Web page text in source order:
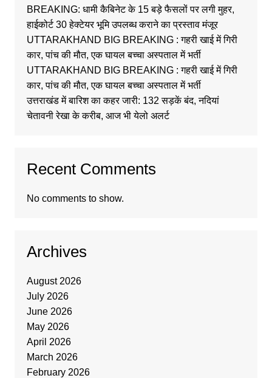
BREAKING: धामी कैबिनेट के 15 बड़े फैसलों पर लगी मुहर,
हाईकोर्ट 30 हेक्टेयर भूमि उपलब्ध कराने का प्रस्ताव मंजूर
UTTARAKHAND BIG BREAKING : गहरी खाई में गिरी
कार, पांच की मौत, एक घायल बच्चा अस्पताल में भर्ती
UTTARAKHAND BIG BREAKING : गहरी खाई में गिरी
कार, पांच की मौत, एक घायल बच्चा अस्पताल में भर्ती
उत्तराखंड में बारिश का कहर जारी: 132 सड़कें बंद, नदियां
चेतावनी रेखा के करीब, आज भी येलो अलर्ट
Recent Comments
No comments to show.
Archives
August 2026
July 2026
June 2026
May 2026
April 2026
March 2026
February 2026